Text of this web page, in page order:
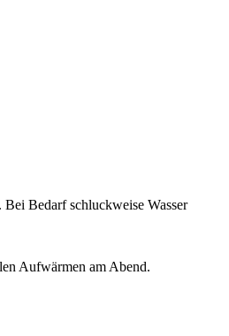
Bedarf schluckweise Wasser
Aufwärmen am Abend.